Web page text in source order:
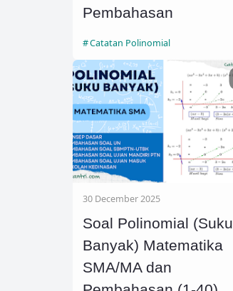
Pembahasan
Catatan Polinomial
30 December 2025
Soal Polinomial (Suku
Banyak) Matematika
SMA/MA dan